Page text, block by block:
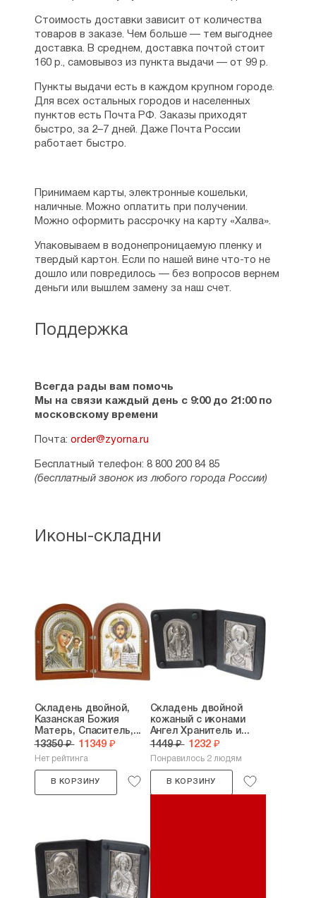
Поддержка
Всегда рады вам помочь
Мы на связи каждый день с 9:00 до 21:00 по
московскому времени
Почта: order@zyorna.ru
Бесплатный телефон: 8 800 200 84 85
(бесплатный звонок из любого города России)
Стоимость доставки зависит от количества
товаров в заказе. Чем больше — тем выгоднее
доставка. В среднем, доставка почтой стоит
160 р., самовывоз из пункта выдачи — от 99 р.
Пункты выдачи есть в каждом крупном городе.
Для всех остальных городов и населенных
пунктов есть Почта РФ. Заказы приходят
быстро, за 2–7 дней. Даже Почта России
работает быстро.
Принимаем карты, электронные кошельки,
наличные. Можно оплатить при получении.
Можно оформить рассрочку на карту «Халва».
Упаковываем в водонепроницаемую пленку и
твердый картон. Если по нашей вине что-то не
дошло или повредилось — без вопросов вернем
деньги или вышлем замену за наш счет.
Иконы-складни
Складень двойной,
Казанская Божия
Матерь, Спаситель,...
13350 ₽ 11349 ₽
Нет рейтинга
В КОРЗИНУ
Складень двойной
кожаный с иконами
Ангел Хранитель и...
1449 ₽ 1232 ₽
Понравилось 2 людям
В КОРЗИНУ